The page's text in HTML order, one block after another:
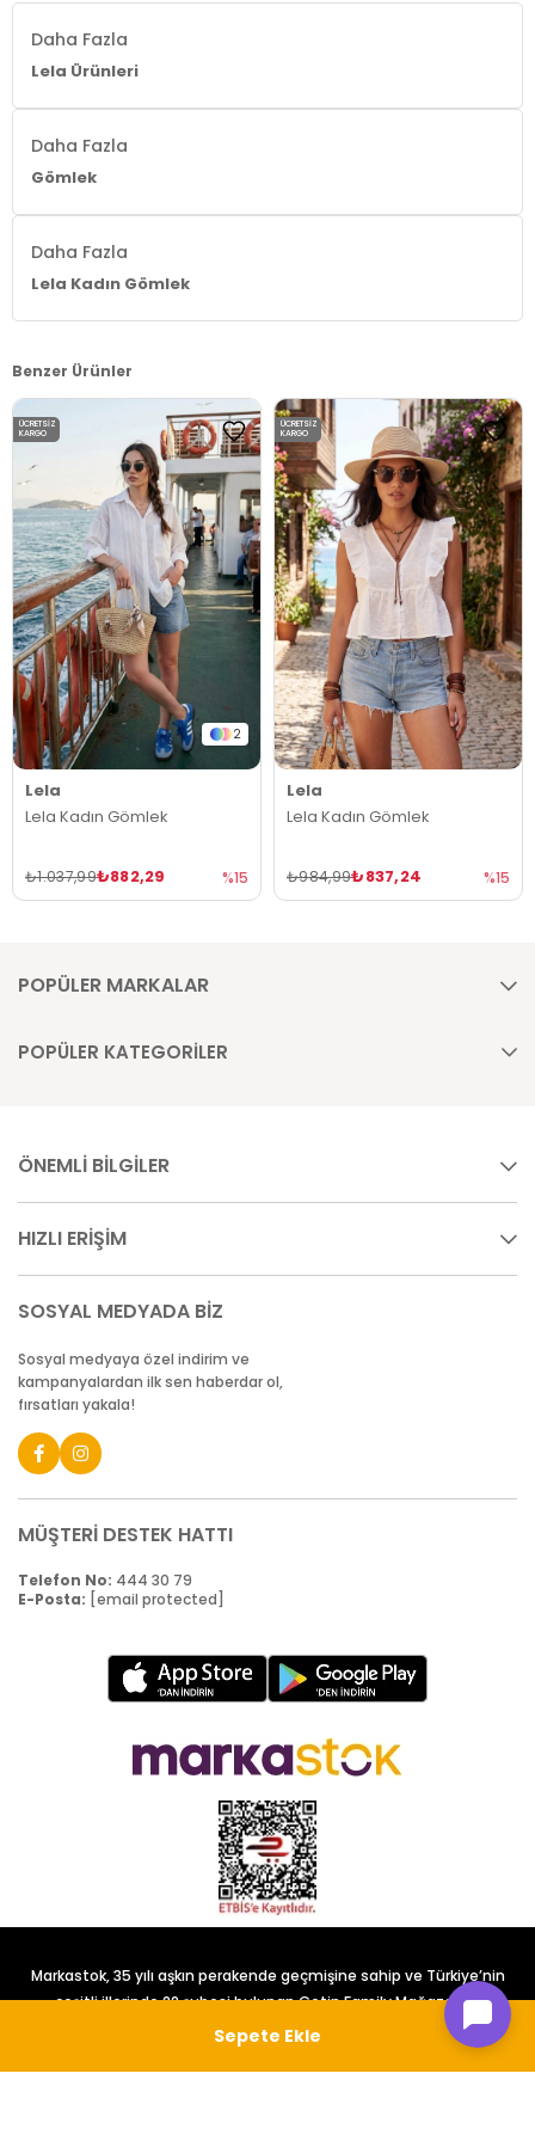
Daha Fazla
Lela Ürünleri
Daha Fazla
Gömlek
Daha Fazla
Lela Kadın Gömlek
Benzer Ürünler
2
Lela
Lela Kadın Gömlek
₺882,29
₺1.037,99 %15
ÜCRETSIZ
KARGO
Lela
Lela Kadın Gömlek
₺837,24
₺984,99 %15
ÜCRETSIZ
KARGO
POPÜLER MARKALAR
POPÜLER KATEGORİLER
ÖNEMLİ BİLGİLER
HIZLI ERİŞİM
SOSYAL MEDYADA BİZ
Sosyal medyaya özel indirim ve
kampanyalardan ilk sen haberdar ol,
fırsatları yakala!
MÜŞTERİ DESTEK HATTI
Telefon No: 444 30 79
E-Posta: [email protected]
Markastok, 35 yılı aşkın perakende geçmişine sahip ve Türkiye’nin
çeşitli illerinde 22 şubesi bulunan Çetin Family Mağazacılık
tarafından kurulmuştur.